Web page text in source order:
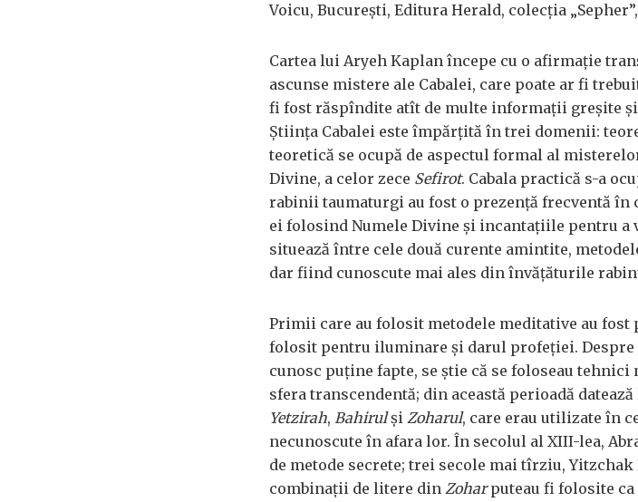
Voicu, București, Editura Herald, colecția „Sepher”,
Cartea lui Aryeh Kaplan începe cu o afirmație
ascunse mistere ale Cabalei, care poate ar fi
fi fost răspîndite atît de multe informații greșite
Știința Cabalei este împărțită în trei domenii:
teoretică se ocupă de aspectul formal al
Divine, a celor zece Sefirot. Cabala practică s-a
rabinii taumaturgi au fost o prezență frecventă
ei folosind Numele Divine și incantațiile pentru a
situează între cele două curente amintite,
dar fiind cunoscute mai ales din învățăturile
Primii care au folosit metodele meditative au
folosit pentru iluminare și darul profeției.
cunosc puține fapte, se știe că se foloseau tehnici
sfera transcendentă; din această perioadă
Yetzirah, Bahirulși Zoharul, care erau utilizate în
necunoscute în afara lor. În secolul al XIII-lea,
de metode secrete; trei secole mai tîrziu, Yitzchak
combinații de litere din Zoharputeau fi folosite